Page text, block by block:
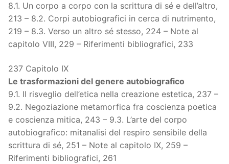
8.1. Un corpo a corpo con la scrittura di sé e dell’altro,
213 – 8.2. Corpi autobiografici in cerca di nutrimento,
219 – 8.3. Verso un altro sé stesso, 224 – Note al
capitolo VIII, 229 – Riferimenti bibliografici, 233
237 Capitolo IX
Le trasformazioni del genere autobiografico
9.1. Il risveglio dell’etica nella creazione estetica, 237 –
9.2. Negoziazione metamorfica fra coscienza poetica
e coscienza mitica, 243 – 9.3. L’arte del corpo
autobiografico: mitanalisi del respiro sensibile della
scrittura di sé, 251 – Note al capitolo IX, 259 –
Riferimenti bibliografici, 261